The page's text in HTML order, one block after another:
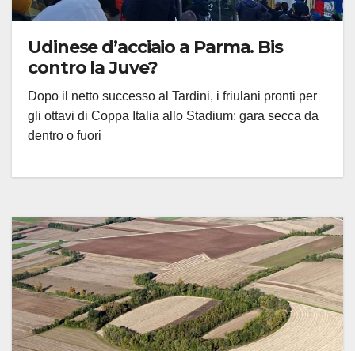
Udinese d’acciaio a Parma. Bis
contro la Juve?
Dopo il netto successo al Tardini, i friulani pronti per
gli ottavi di Coppa Italia allo Stadium: gara secca da
dentro o fuori